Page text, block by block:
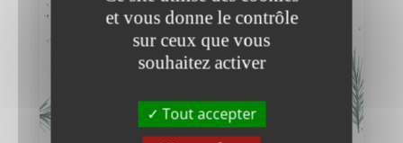
et vous donne le contrôle
sur ceux que vous
souhaitez activer
Tout accepter